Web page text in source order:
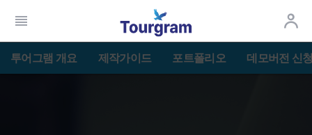
투어그램 개요 제작가이드 포트폴리오 데모버전 신